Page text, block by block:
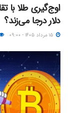
دلار درجا می‌زند؟